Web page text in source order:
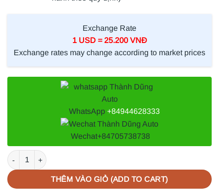
Exchange Rate
1 USD = 25.200 VNĐ
Exchange rates may change according to market prices
WhatsApp +84944628333
Wechat+84705738738
CHẮN BÙN GẦM MÁY SUZUKI XL7 2018 | 72422M73R10 số
THÊM VÀO GIỎ (ADD TO CART)